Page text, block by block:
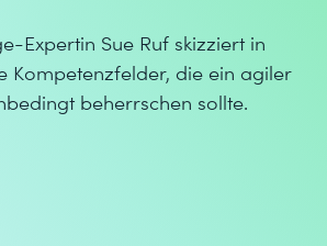
Expertin Sue Ruf skizziert in
Kompetenzfelder, die ein agiler
beherrschen sollte.